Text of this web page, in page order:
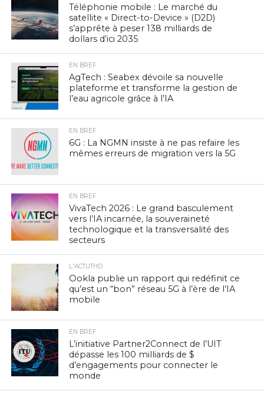
Téléphonie mobile : Le marché du
satellite « Direct-to-Device » (D2D)
s’apprête à peser 138 milliards de
dollars d’ici 2035
EN BREF
AgTech : Seabex dévoile sa nouvelle
plateforme et transforme la gestion de
l’eau agricole grâce à l’IA
EN BREF
6G : La NGMN insiste à ne pas refaire les
mêmes erreurs de migration vers la 5G
EN BREF
VivaTech 2026 : Le grand basculement
vers l’IA incarnée, la souveraineté
technologique et la transversalité des
secteurs
L'ACTUTHD
Ookla publie un rapport qui redéfinit ce
qu’est un “bon” réseau 5G à l’ère de l’IA
mobile
EN BREF
L’initiative Partner2Connect de l’UIT
dépasse les 100 milliards de $
d’engagements pour connecter le
monde